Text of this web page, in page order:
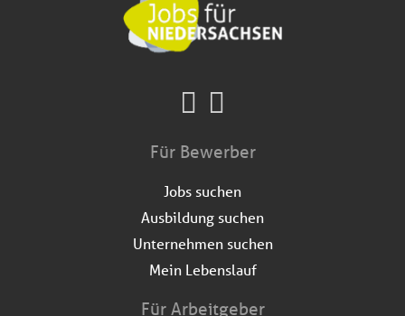
Für Bewerber
Jobs suchen
Ausbildung suchen
Unternehmen suchen
Mein Lebenslauf
Für Arbeitgeber